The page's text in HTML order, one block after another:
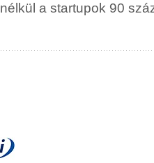
a startupok 90